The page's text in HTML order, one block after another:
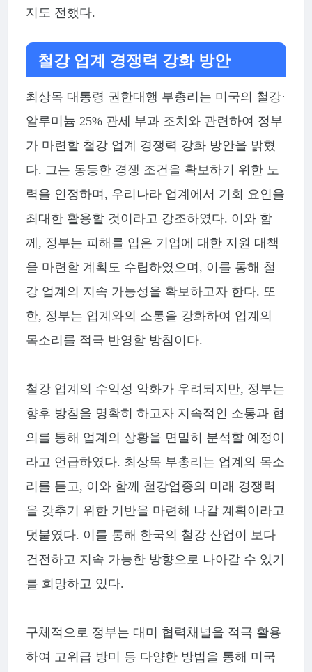
지도 전했다.
철강 업계 경쟁력 강화 방안
최상목 대통령 권한대행 부총리는 미국의 철강·
알루미늄 25% 관세 부과 조치와 관련하여 정부
가 마련할 철강 업계 경쟁력 강화 방안을 밝혔
다. 그는 동등한 경쟁 조건을 확보하기 위한 노
력을 인정하며, 우리나라 업계에서 기회 요인을
최대한 활용할 것이라고 강조하였다. 이와 함
께, 정부는 피해를 입은 기업에 대한 지원 대책
을 마련할 계획도 수립하였으며, 이를 통해 철
강 업계의 지속 가능성을 확보하고자 한다. 또
한, 정부는 업계와의 소통을 강화하여 업계의
목소리를 적극 반영할 방침이다.
철강 업계의 수익성 악화가 우려되지만, 정부는
향후 방침을 명확히 하고자 지속적인 소통과 협
의를 통해 업계의 상황을 면밀히 분석할 예정이
라고 언급하였다. 최상목 부총리는 업계의 목소
리를 듣고, 이와 함께 철강업종의 미래 경쟁력
을 갖추기 위한 기반을 마련해 나갈 계획이라고
덧붙였다. 이를 통해 한국의 철강 산업이 보다
건전하고 지속 가능한 방향으로 나아갈 수 있기
를 희망하고 있다.
구체적으로 정부는 대미 협력채널을 적극 활용
하여 고위급 방미 등 다양한 방법을 통해 미국